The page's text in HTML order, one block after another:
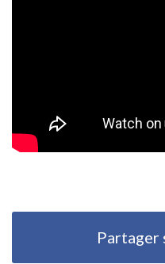
Partager